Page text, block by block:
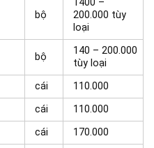
bộ
200.000 tùy
loại
bộ
140 – 200.000
tùy loại
cái
110.000
cái
110.000
cái
170.000